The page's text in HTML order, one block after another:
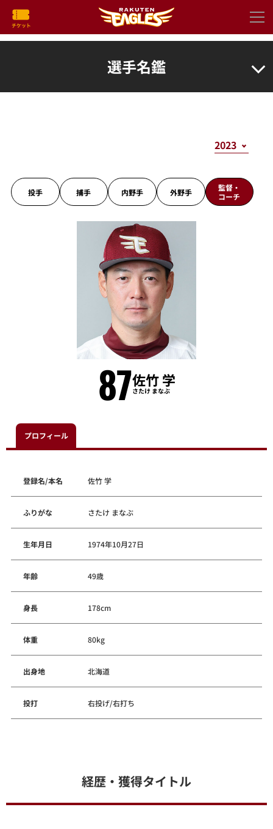
選手名鑑
投手 捕手 内野手 外野手
監督・
コーチ
87佐竹 学
さたけ まなぶ
プロフィール
登録名/本名 佐竹 学
ふりがな さたけ まなぶ
生年月日 1974年10月27日
年齢 49歳
身長 178cm
体重 80kg
出身地 北海道
投打 右投げ/右打ち
経歴・獲得タイトル